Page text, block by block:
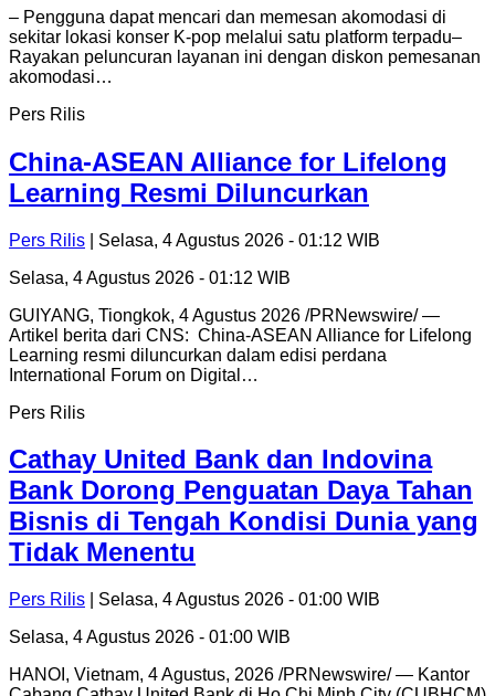
– Pengguna dapat mencari dan memesan akomodasi di
sekitar lokasi konser K-pop melalui satu platform terpadu–
Rayakan peluncuran layanan ini dengan diskon pemesanan
akomodasi…
Pers Rilis
China-ASEAN Alliance for Lifelong
Learning Resmi Diluncurkan
Pers Rilis | Selasa, 4 Agustus 2026 - 01:12 WIB
Selasa, 4 Agustus 2026 - 01:12 WIB
GUIYANG, Tiongkok, 4 Agustus 2026 /PRNewswire/ —
Artikel berita dari CNS: China-ASEAN Alliance for Lifelong
Learning resmi diluncurkan dalam edisi perdana
International Forum on Digital…
Pers Rilis
Cathay United Bank dan Indovina
Bank Dorong Penguatan Daya Tahan
Bisnis di Tengah Kondisi Dunia yang
Tidak Menentu
Pers Rilis | Selasa, 4 Agustus 2026 - 01:00 WIB
Selasa, 4 Agustus 2026 - 01:00 WIB
HANOI, Vietnam, 4 Agustus, 2026 /PRNewswire/ — Kantor